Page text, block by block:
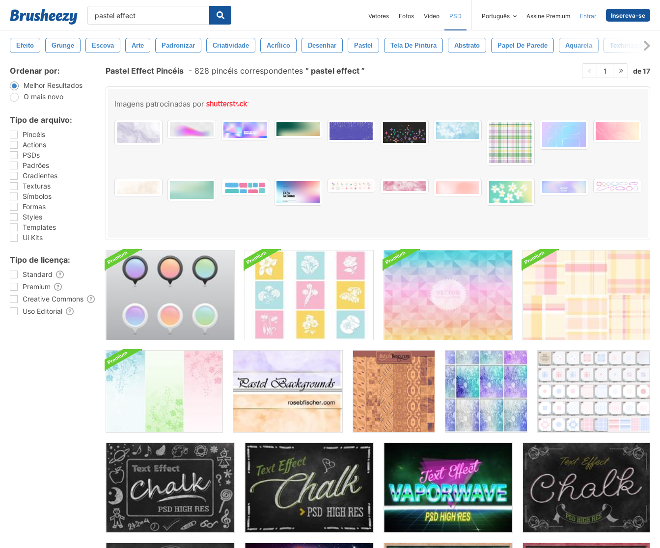
Vetores Fotos Vídeo PSD Português Assine Premium Entrar Inscreva-se
Efeito Grunge Escova Arte Padronizar Criatividade Acrílico Desenhar Pastel Tela De Pintura Abstrato Papel De Parede Aquarela Texturizado
Ordenar por:
Melhor Resultados
O mais novo
Tipo de arquivo:
Pincéis
Actions
PSDs
Padrões
Gradientes
Texturas
Símbolos
Formas
Styles
Templates
Ui Kits
Tipo de licença:
Standard
Premium
Creative Commons
Uso Editorial
Pastel Effect Pincéis - 828 pincéis correspondentes pastel effect 1 de 17
Imagens patrocinadas por